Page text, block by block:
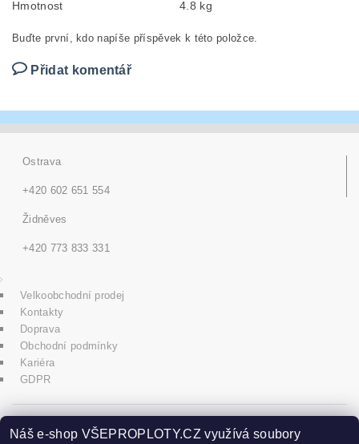
Hmotnost 4.8 kg
Buďte první, kdo napíše příspěvek k této položce.
Přidat komentář
Ostrava
+420 602 651 554
Židněves
+420 773 833 331
Velkoobchodní prodej
Kontakty
Doprava
Obchodní podmínky
Kariéra
GDPR
icons8.com
Náš e-shop VŠEPROPLOTY.CZ využívá soubory